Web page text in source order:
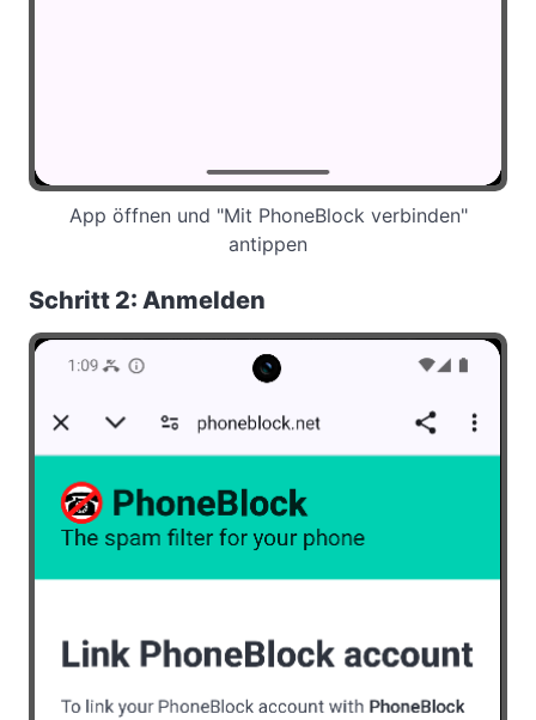
App öffnen und "Mit PhoneBlock verbinden"
antippen
Schritt 2: Anmelden